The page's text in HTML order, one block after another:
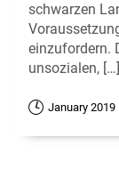
schwarzen
einzufordern.
unsozialen, […]
January 2019